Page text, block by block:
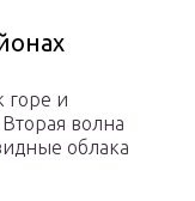
горе и
волна
облака